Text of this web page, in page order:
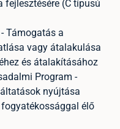
(C típusú
Támogatás a
vagy átalakulása
és átalakításához
Program -
nyújtása
élő